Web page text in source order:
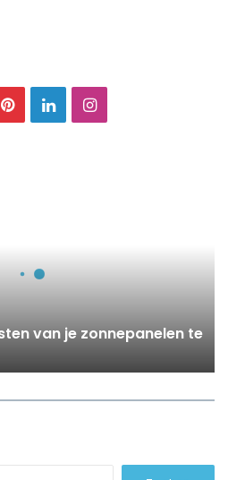
PinterestLinkedInInstagram
van je zonnepanelen te